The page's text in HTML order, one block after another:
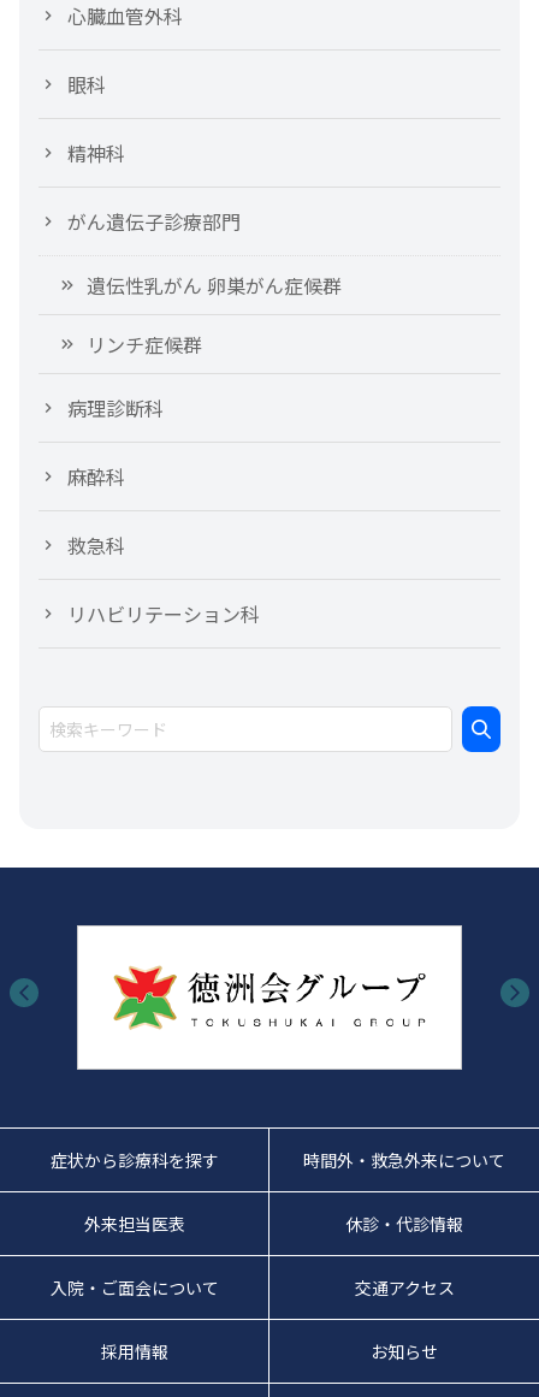
心臓血管外科
眼科
精神科
がん遺伝子診療部門
遺伝性乳がん 卵巣がん症候群
リンチ症候群
病理診断科
麻酔科
救急科
リハビリテーション科
症状から診療科を探す 時間外・救急外来について
外来担当医表 休診・代診情報
入院・ご面会について 交通アクセス
採用情報 お知らせ